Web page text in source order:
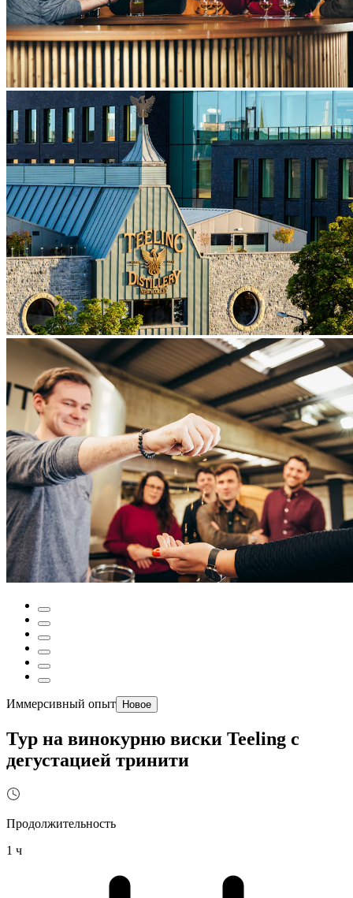
Иммерсивный опыт Новое
Тур на винокурню виски Teeling с
дегустацией тринити
Продолжительность
1 ч